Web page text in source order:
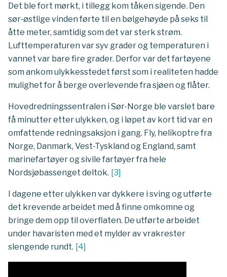
Det ble fort mørkt, i tillegg kom tåken sigende. Den
sør-østlige vinden førte til en bølgehøyde på seks til
åtte meter, samtidig som det var sterk strøm.
Lufttemperaturen var syv grader og temperaturen i
vannet var bare fire grader. Derfor var det fartøyene
som ankom ulykkesstedet først som i realiteten hadde
mulighet for å berge overlevende fra sjøen og flåter.
Hovedredningssentralen i Sør-Norge ble varslet bare
få minutter etter ulykken, og i løpet av kort tid var en
omfattende redningsaksjon i gang. Fly, helikoptre fra
Norge, Danmark, Vest-Tyskland og England, samt
marinefartøyer og sivile fartøyer fra hele
Nordsjøbassenget deltok. [3]
I dagene etter ulykken var dykkere i sving og utførte
det krevende arbeidet med å finne omkomne og
bringe dem opp til overflaten. De utførte arbeidet
under havaristen med et mylder av vrakrester
slengende rundt. [4]